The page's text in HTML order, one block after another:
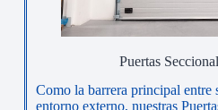
Puertas
Como la barrera principal entre
entorno externo, nuestras